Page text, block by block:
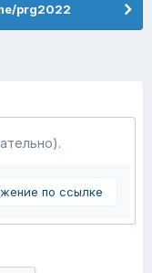
prg2022
по ссылке